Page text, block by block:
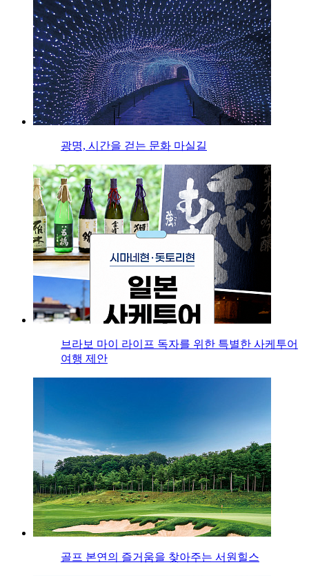
광명, 시간을 걷는 문화 마실길
브라보 마이 라이프 독자를 위한 특별한 사케투어
여행 제안
골프 본연의 즐거움을 찾아주는 서원힐스